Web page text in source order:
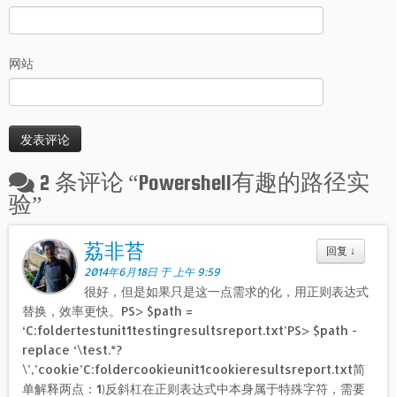
网站
2 条评论 “Powershell有趣的路径实
验”
回复 ↓
荔非苔
2014年6月18日 于 上午 9:59
很好，但是如果只是这一点需求的化，用正则表达式
替换，效率更快。PS> $path =
‘C:foldertestunit1testingresultsreport.txt’PS> $path -
replace ‘\test.*?
\’,’cookie’C:foldercookieunit1cookieresultsreport.txt简
单解释两点：1)反斜杠在正则表达式中本身属于特殊字符，需要